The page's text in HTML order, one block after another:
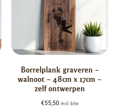
Borrelplank graveren –
walnoot – 48cm x 17cm –
zelf ontwerpen
€55,50 incl. btw